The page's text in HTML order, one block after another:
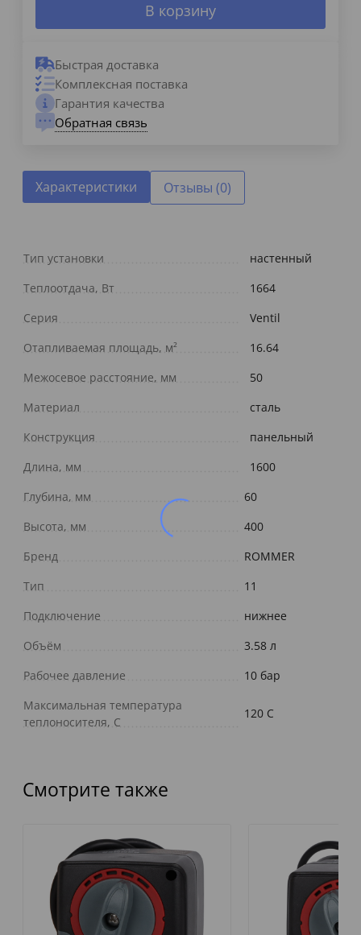
В корзину
Быстрая доставка
Комплексная поставка
Гарантия качества
Обратная связь
Характеристики Отзывы (0)
Тип установки
настенный
Теплоотдача, Вт
1664
Серия
Ventil
Отапливаемая площадь, м²
16.64
Межосевое расстояние, мм
50
Материал
сталь
Конструкция
панельный
Длина, мм
1600
Глубина, мм
60
Высота, мм
400
Бренд
ROMMER
Тип
11
Подключение
нижнее
Объём
3.58 л
Рабочее давление
10 бар
Максимальная температура
теплоносителя, С
120 C
Смотрите также